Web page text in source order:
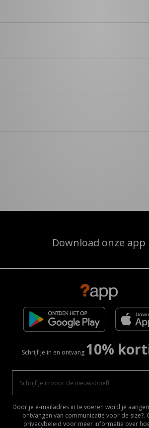
Download onze app
Schrijf je in en ontvang 10%
Door je e-mailadres in te voeren word je
ontvangen van communicatie voor de size?.
privacybeleid voor meer informatie over